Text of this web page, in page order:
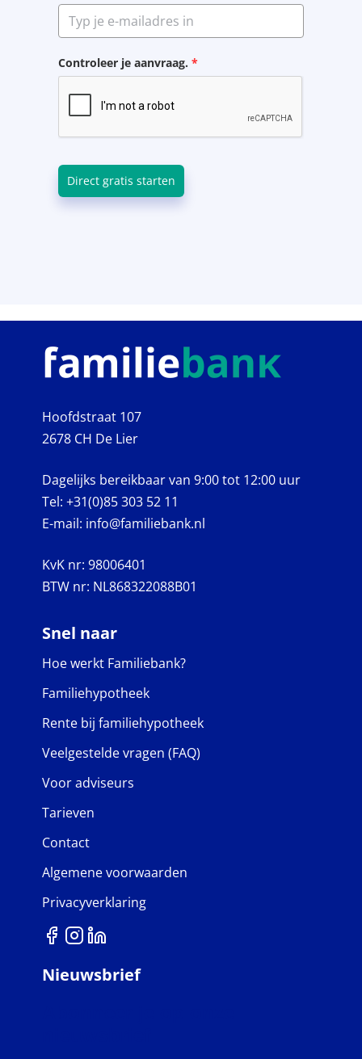
Controleer je aanvraag. *
Direct gratis starten
Hoofdstraat 107
2678 CH De Lier
Dagelijks bereikbaar van 9:00 tot 12:00 uur
Tel: +31(0)85 303 52 11
E-mail: info@familiebank.nl
KvK nr: 98006401
BTW nr: NL868322088B01
Snel naar
Hoe werkt Familiebank?
Familiehypotheek
Rente bij familiehypotheek
Veelgestelde vragen (FAQ)
Voor adviseurs
Tarieven
Contact
Algemene voorwaarden
Privacyverklaring
Nieuwsbrief